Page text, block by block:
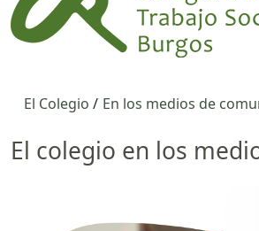
El Colegio En los medios de
El colegio en los